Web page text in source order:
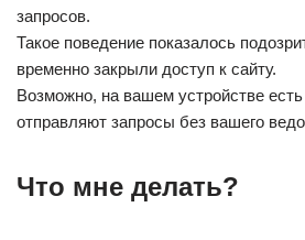
запросов.
Такое поведение показалось
временно закрыли доступ к сайту.
Возможно, на вашем устройстве
отправляют запросы без вашего
Что мне делать?